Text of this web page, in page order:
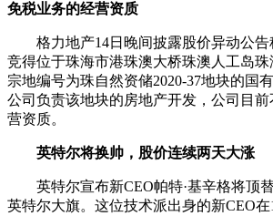
免税业务的经营资质
格力地产14日晚间披露股价异动公告
竞得位于珠海市港珠澳大桥珠澳人工岛
宗地编号为珠自然资储2020-37地块的国
公司负责该地块的房地产开发，公司目
营资质。
英特尔将换帅，股价连续两天大涨
英特尔宣布新CEO帕特·基辛格将顶
英特尔大旗。这位技术派出身的新CEO